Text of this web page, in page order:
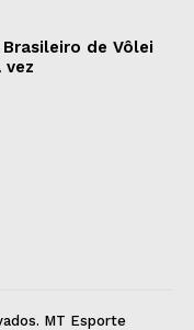
de Vôlei
vez
MT Esporte